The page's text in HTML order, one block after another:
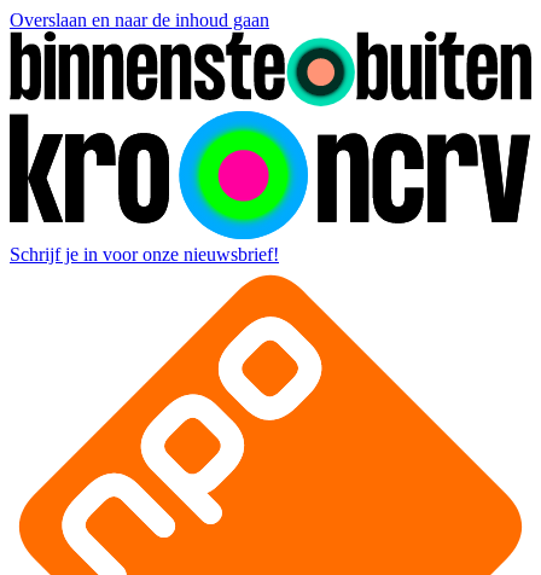
Overslaan en naar de inhoud gaan
Schrijf je in voor onze nieuwsbrief!